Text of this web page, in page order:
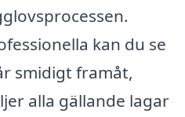
kan du se
smidigt framåt,
alla gällande lagar